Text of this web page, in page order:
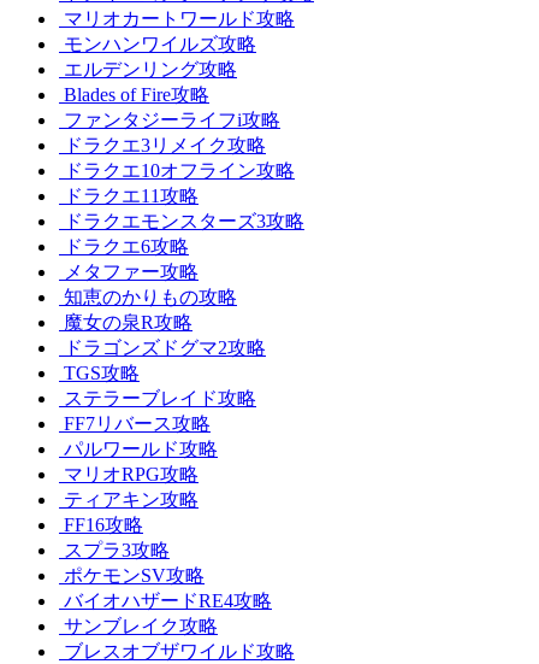
マリオカートワールド攻略
モンハンワイルズ攻略
エルデンリング攻略
Blades of Fire攻略
ファンタジーライフi攻略
ドラクエ3リメイク攻略
ドラクエ10オフライン攻略
ドラクエ11攻略
ドラクエモンスターズ3攻略
ドラクエ6攻略
メタファー攻略
知恵のかりもの攻略
魔女の泉R攻略
ドラゴンズドグマ2攻略
TGS攻略
ステラーブレイド攻略
FF7リバース攻略
パルワールド攻略
マリオRPG攻略
ティアキン攻略
FF16攻略
スプラ3攻略
ポケモンSV攻略
バイオハザードRE4攻略
サンブレイク攻略
ブレスオブザワイルド攻略